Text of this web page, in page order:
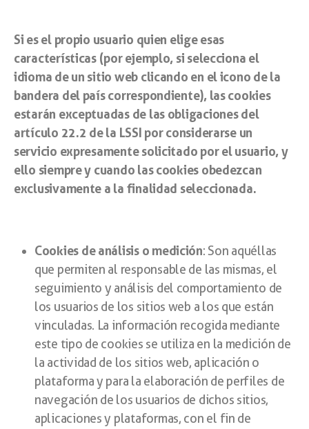
Si es el propio usuario quien elige esas
características (por ejemplo, si selecciona el
idioma de un sitio web clicando en el icono de la
bandera del país correspondiente), las cookies
estarán exceptuadas de las obligaciones del
artículo 22.2 de la LSSI por considerarse un
servicio expresamente solicitado por el usuario, y
ello siempre y cuando las cookies obedezcan
exclusivamente a la finalidad seleccionada.
Cookies de análisis o medición: Son aquéllas
que permiten al responsable de las mismas, el
seguimiento y análisis del comportamiento de
los usuarios de los sitios web a los que están
vinculadas. La información recogida mediante
este tipo de cookies se utiliza en la medición de
la actividad de los sitios web, aplicación o
plataforma y para la elaboración de perfiles de
navegación de los usuarios de dichos sitios,
aplicaciones y plataformas, con el fin de